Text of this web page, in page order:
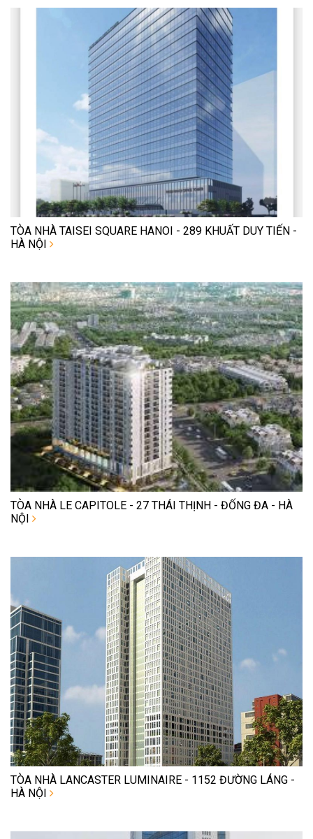
TÒA NHÀ TAISEI SQUARE HANOI - 289 KHUẤT DUY TIẾN -
HÀ NỘI
TÒA NHÀ LE CAPITOLE - 27 THÁI THỊNH - ĐỐNG ĐA - HÀ
NỘI
TÒA NHÀ LANCASTER LUMINAIRE - 1152 ĐƯỜNG LÁNG -
HÀ NỘI